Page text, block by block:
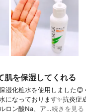
肌を保湿してくれる
湿化粧水を使用しました😊
になっております✨抗炎症
ロン酸Na、ア…続きを見る